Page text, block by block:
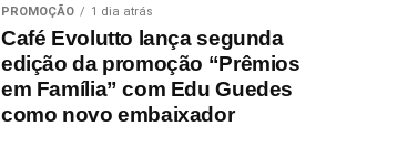
PROMOÇÃO 1 dia atrás
Café Evolutto lança segunda
edição da promoção “Prêmios
em Família” com Edu Guedes
como novo embaixador